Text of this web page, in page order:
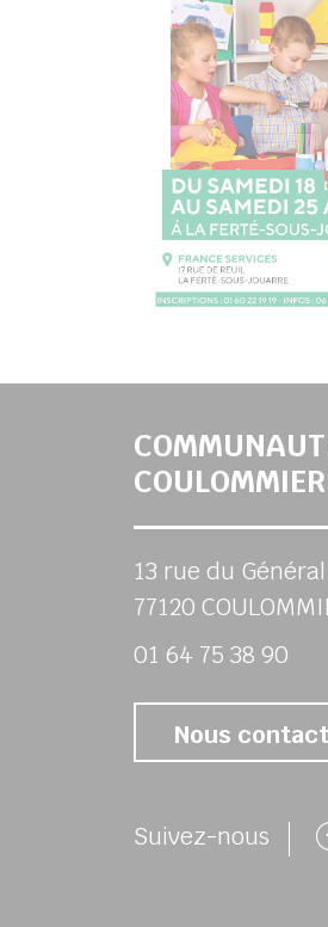
13 rue du
77120
01 64 75 38 90
Nous
Suivez-nous